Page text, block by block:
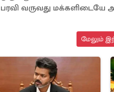
பரவி வருவது மக்களிடையே
மேலும்